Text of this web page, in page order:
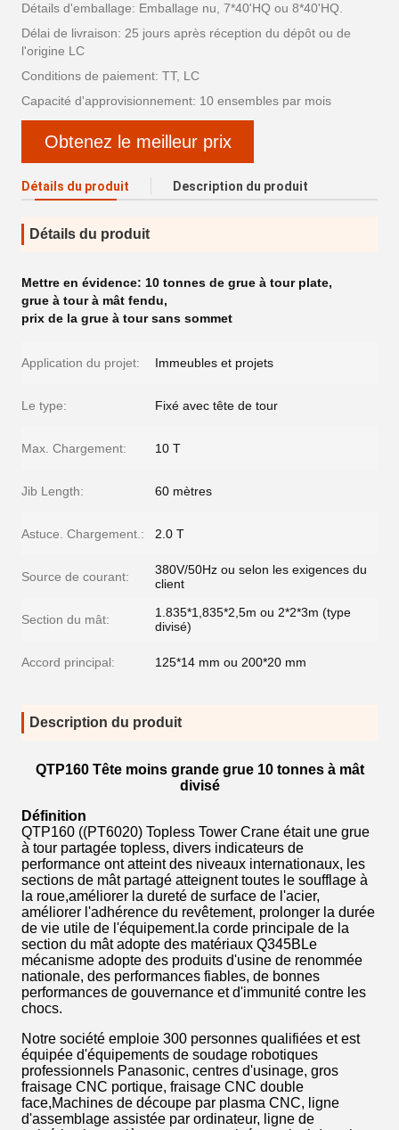
Détails d'emballage: Emballage nu, 7*40'HQ ou 8*40'HQ.
Délai de livraison: 25 jours après réception du dépôt ou de
l'origine LC
Conditions de paiement: TT, LC
Capacité d'approvisionnement: 10 ensembles par mois
Obtenez le meilleur prix
Détails du produit Description du produit
Détails du produit
Mettre en évidence: 10 tonnes de grue à tour plate,
grue à tour à mât fendu,
prix de la grue à tour sans sommet
Application du projet: Immeubles et projets
Le type: Fixé avec tête de tour
Max. Chargement: 10 T
Jib Length: 60 mètres
Astuce. Chargement.: 2.0 T
Source de courant:
380V/50Hz ou selon les exigences du
client
Section du mât:
1.835*1,835*2,5m ou 2*2*3m (type
divisé)
Accord principal: 125*14 mm ou 200*20 mm
Description du produit
QTP160 Tête moins grande grue 10 tonnes à mât
divisé
Définition
QTP160 ((PT6020) Topless Tower Crane était une grue
à tour partagée topless, divers indicateurs de
performance ont atteint des niveaux internationaux, les
sections de mât partagé atteignent toutes le soufflage à
la roue,améliorer la dureté de surface de l'acier,
améliorer l'adhérence du revêtement, prolonger la durée
de vie utile de l'équipement.la corde principale de la
section du mât adopte des matériaux Q345BLe
mécanisme adopte des produits d'usine de renommée
nationale, des performances fiables, de bonnes
performances de gouvernance et d'immunité contre les
chocs.
Notre société emploie 300 personnes qualifiées et est
équipée d'équipements de soudage robotiques
professionnels Panasonic, centres d'usinage, gros
fraisage CNC portique, fraisage CNC double
face,Machines de découpe par plasma CNC, ligne
d'assemblage assistée par ordinateur, ligne de